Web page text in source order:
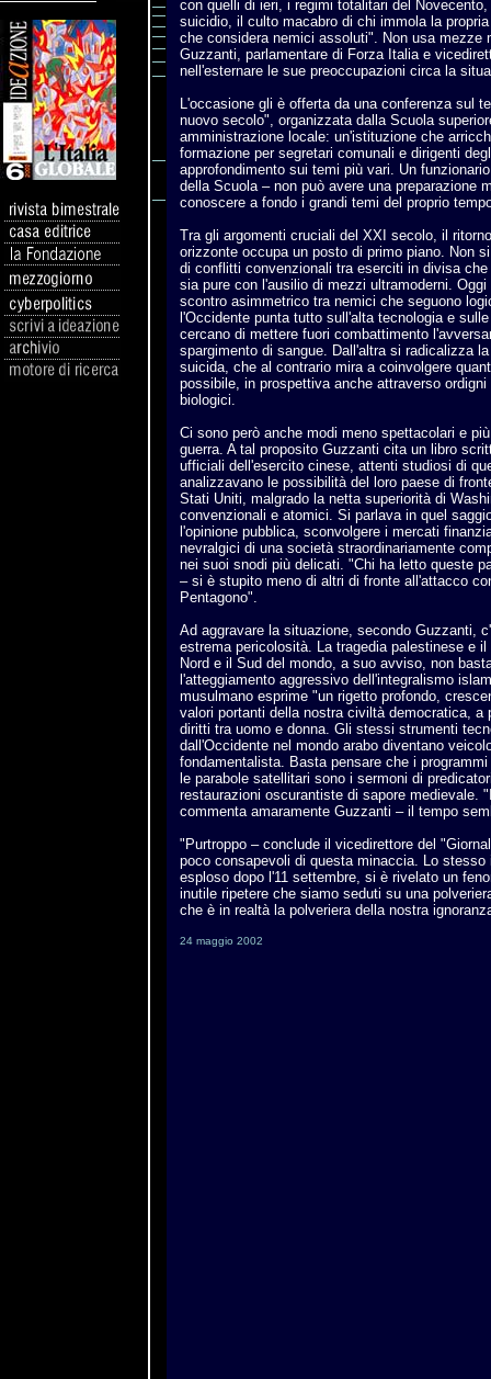
con quelli di ieri, i regimi totalitari del
suicidio, il culto macabro di chi immola la
che considera nemici assoluti". Non usa mezze
Guzzanti, parlamentare di Forza Italia e
nell'esternare le sue preoccupazioni circa la
L'occasione gli è offerta da una conferenza sul
nuovo secolo", organizzata dalla Scuola
amministrazione locale: un'istituzione che
formazione per segretari comunali e dirigenti
approfondimento sui temi più vari. Un
della Scuola – non può avere una preparazione
conoscere a fondo i grandi temi del proprio
Tra gli argomenti cruciali del XXI secolo, il
orizzonte occupa un posto di primo piano. Non
di conflitti convenzionali tra eserciti in divisa
sia pure con l'ausilio di mezzi ultramoderni.
scontro asimmetrico tra nemici che seguono
l'Occidente punta tutto sull'alta tecnologia e
cercano di mettere fuori combattimento
spargimento di sangue. Dall'altra si radicalizza
suicida, che al contrario mira a coinvolgere
possibile, in prospettiva anche attraverso
biologici.
Ci sono però anche modi meno spettacolari e
guerra. A tal proposito Guzzanti cita un libro
ufficiali dell'esercito cinese, attenti studiosi di
analizzavano le possibilità del loro paese di
Stati Uniti, malgrado la netta superiorità di
convenzionali e atomici. Si parlava in quel
l'opinione pubblica, sconvolgere i mercati
nevralgici di una società straordinariamente
nei suoi snodi più delicati. "Chi ha letto queste
– si è stupito meno di altri di fronte all'attacco
Pentagono".
Ad aggravare la situazione, secondo Guzzanti,
estrema pericolosità. La tragedia palestinese e
Nord e il Sud del mondo, a suo avviso, non
l'atteggiamento aggressivo dell'integralismo
musulmano esprime "un rigetto profondo,
valori portanti della nostra civiltà democratica, a
diritti tra uomo e donna. Gli stessi strumenti
dall'Occidente nel mondo arabo diventano
fondamentalista. Basta pensare che i
le parabole satellitari sono i sermoni di
restaurazioni oscurantiste di sapore medievale.
commenta amaramente Guzzanti – il tempo
"Purtroppo – conclude il vicedirettore del
poco consapevoli di questa minaccia. Lo
esploso dopo l'11 settembre, si è rivelato un
inutile ripetere che siamo seduti su una
che è in realtà la polveriera della nostra
24 maggio 2002